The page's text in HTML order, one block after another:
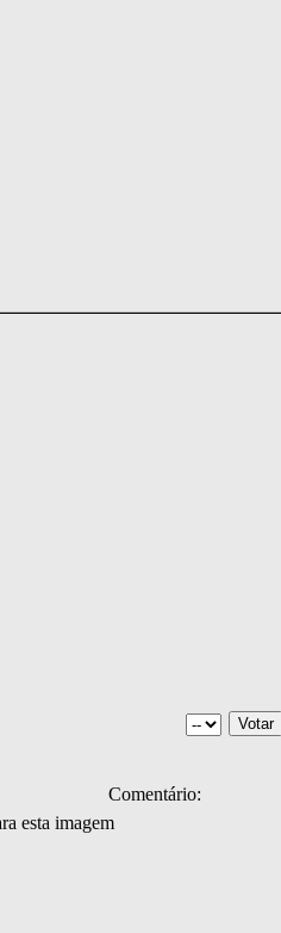
Comentário:
esta imagem